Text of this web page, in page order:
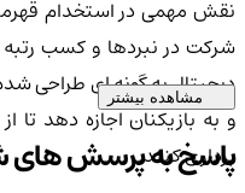
نقش مهمی در استخدام
دیجیتال به گونه ای طراحی
و به بازیکنان اجازه دهد تا
برداری کنند.
مشاهده بیشتر
پاسخ به پرسش های